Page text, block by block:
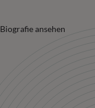
Biografie ansehen